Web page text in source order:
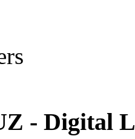
- Digital